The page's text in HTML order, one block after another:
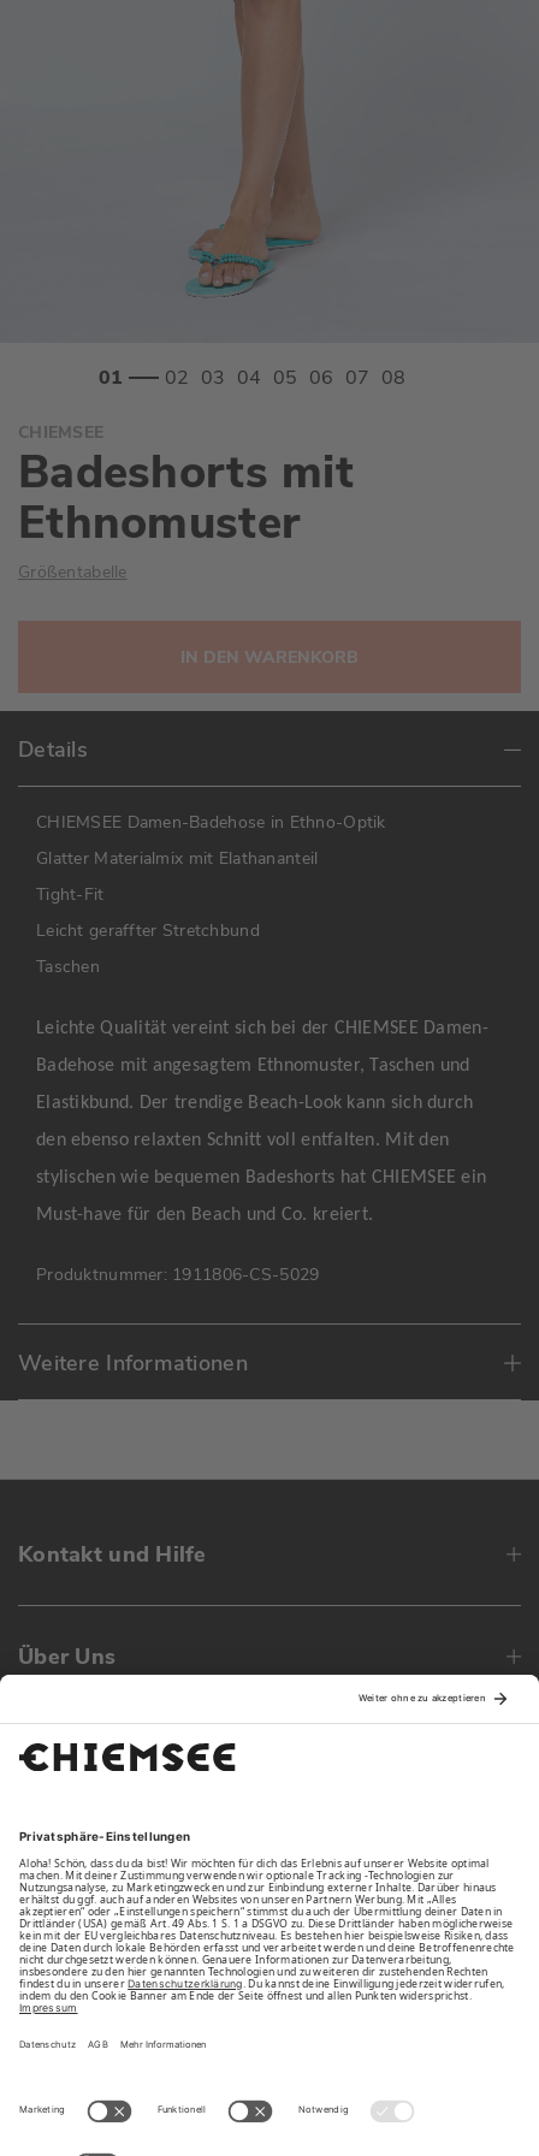
Anfang
der
Bildgalerie
springen
CHIEMSEE
Badeshorts mit
Ethnomuster
Größentabelle
IN DEN WARENKORB
Details
CHIEMSEE Damen-Badehose in Ethno-Optik
Glatter Materialmix mit Elathananteil
Tight-Fit
Leicht geraffter Stretchbund
Taschen
Leichte Qualität vereint sich bei der CHIEMSEE Damen-
Badehose mit angesagtem Ethnomuster, Taschen und
Elastikbund. Der trendige Beach-Look kann sich durch
den ebenso relaxten Schnitt voll entfalten. Mit den
stylischen wie bequemen Badeshorts hat CHIEMSEE ein
Must-have für den Beach und Co. kreiert.
Produktnummer: 1911806-CS-5029
Weitere Informationen
Kontakt und Hilfe
Über Uns
Family
Unsere Vorteile
Unsere Partner